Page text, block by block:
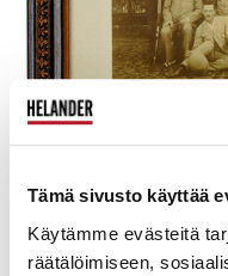
Tämä sivusto käyttää
Käytämme evästeitä
räätälöimiseen,
Kruununperijänä vielä
Kaukoitään vuosien 1890